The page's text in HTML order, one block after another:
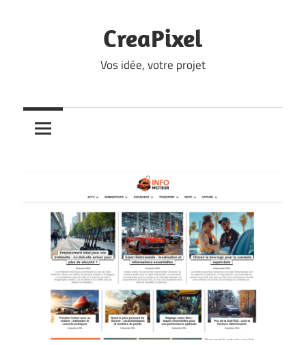
CreaPixel
Vos idée, votre projet